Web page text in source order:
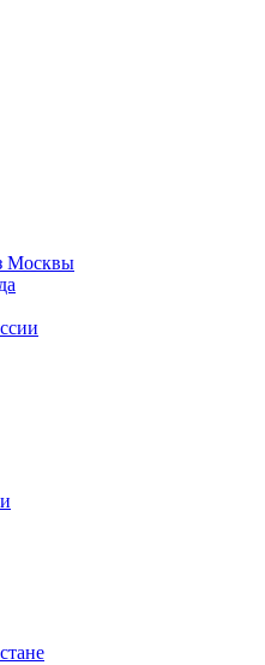
Москвы